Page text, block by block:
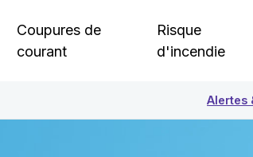
Coupures de
courant
Risque
d'incendie
Alertes